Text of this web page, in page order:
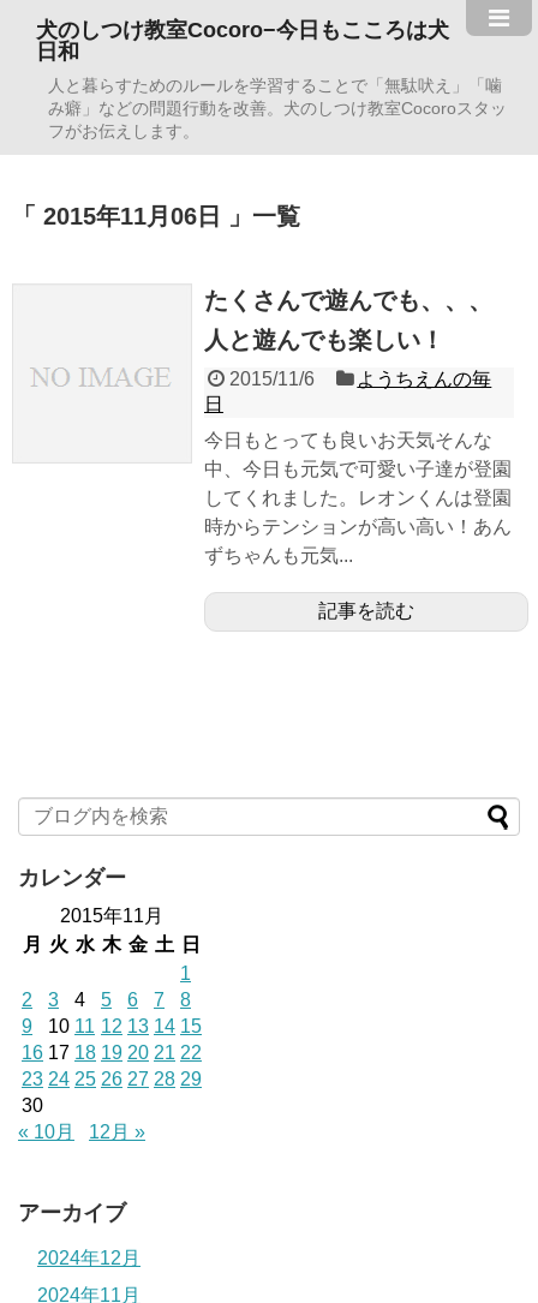
犬のしつけ教室Cocoro−今日もこころは犬
日和
人と暮らすためのルールを学習することで「無駄吠え」「噛
み癖」などの問題行動を改善。犬のしつけ教室Cocoroスタッ
フがお伝えします。
2015年11月06日 一覧
たくさんで遊んでも、、、
人と遊んでも楽しい！
2015/11/6
ようちえんの毎
日
今日もとっても良いお天気そんな
中、今日も元気で可愛い子達が登園
してくれました。レオンくんは登園
時からテンションが高い高い！あん
ずちゃんも元気...
記事を読む
カレンダー
2015年11月
月
火 水 木 金 土
日
1
2
3 4 5 6 7
8
9
10 11 12 13 14 15
16 17 18 19 20 21 22
23 24 25 26 27 28 29
30
« 10月
12月 »
アーカイブ
2024年12月
2024年11月